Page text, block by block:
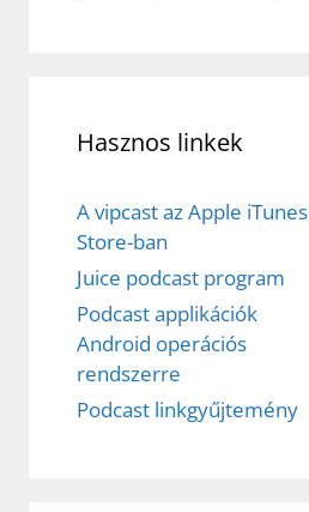
Hasznos linkek
A vipcast az Apple iTunes
Store-ban
Juice podcast program
Podcast applikációk
Android operációs
rendszerre
Podcast linkgyűjtemény